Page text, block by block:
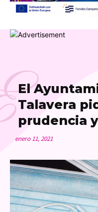
El
Talavera
prudencia
enero 11, 2021